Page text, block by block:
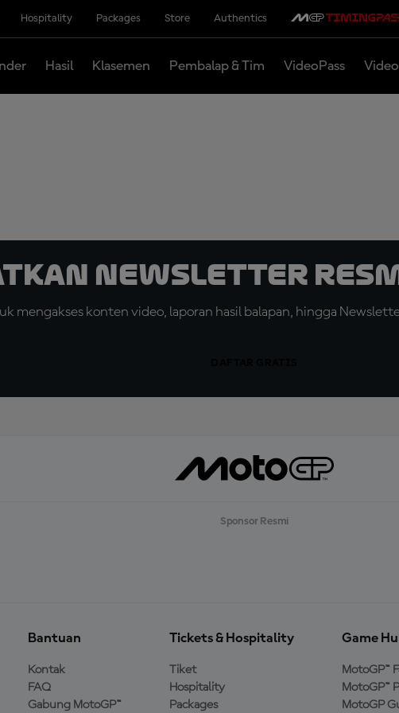
Hospitality Packages Store Authentics
Hasil Klasemen Pembalap & Tim VideoPass Video
Newsletter
mengakses konten video, laporan hasil balapan, hingga
Sponsor Resmi
Bantuan
Kontak
FAQ
Gabung MotoGP™
Tickets & Hospitality
Tiket
Hospitality
Packages
Game
MotoGP™
MotoGP™
MotoGP